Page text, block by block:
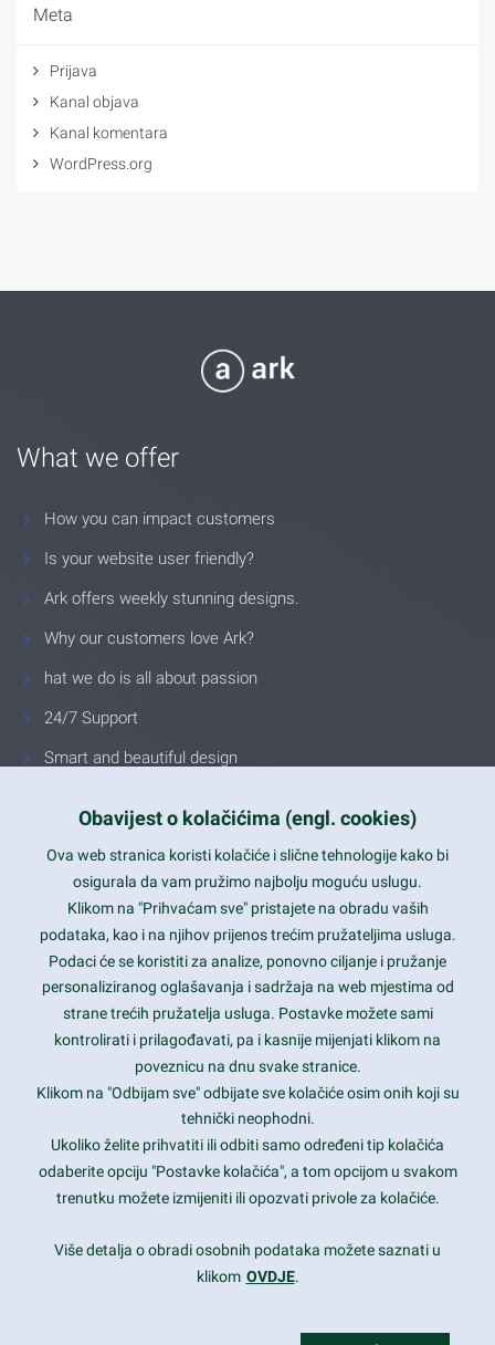
Meta
Prijava
Kanal objava
Kanal komentara
WordPress.org
What we offer
How you can impact customers
Is your website user friendly?
Ark offers weekly stunning designs.
Why our customers love Ark?
hat we do is all about passion
24/7 Support
Smart and beautiful design
Latest trends and much more...
Contact Info
1600 Amphitheatre Parkway, Mountain View, CA 94043
prothemes.net@gmail.com
Daily: 9:00 am - 6:00 pm
Sunday: Closed
Copyright 2017FRESHFACE© All Rights Reserved
Obavijest o kolačićima (engl. cookies)
Ova web stranica koristi kolačiće i slične tehnologije kako bi
osigurala da vam pružimo najbolju moguću uslugu.
Klikom na "Prihvaćam sve" pristajete na obradu vaših
podataka, kao i na njihov prijenos trećim pružateljima usluga.
Podaci će se koristiti za analize, ponovno ciljanje i pružanje
personaliziranog oglašavanja i sadržaja na web mjestima od
strane trećih pružatelja usluga. Postavke možete sami
kontrolirati i prilagođavati, pa i kasnije mijenjati klikom na
poveznicu na dnu svake stranice.
Klikom na "Odbijam sve" odbijate sve kolačiće osim onih koji su
tehnički neophodni.
Ukoliko želite prihvatiti ili odbiti samo određeni tip kolačića
odaberite opciju "Postavke kolačića", a tom opcijom u svakom
trenutku možete izmijeniti ili opozvati privole za kolačiće.
Više detalja o obradi osobnih podataka možete saznati u
klikom OVDJE.